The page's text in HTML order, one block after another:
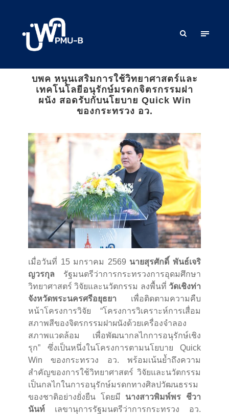
บพค หนุนเสริมการใช้วิทยาศาสตร์และ
เทคโนโลยีอนุรักษ์มรดกจิตรกรรมฝา
ผนัง สอดรับกับนโยบาย Quick Win
ของกระทรวง อว.
เมื่อวันที่ 15 มกราคม 2569 นายสุรศักดิ์ พันธ์เจริ
ญวรกุล รัฐมนตรีว่าการกระทรวงการอุดมศึกษา
วิทยาศาสตร์ วิจัยและนวัตกรรม ลงพื้นที่ วัดเชิงท่า
จังหวัดพระนครศรีอยุธยา เพื่อติดตามความคืบ
หน้าโครงการวิจัย “โครงการวิเคราะห์การเสื่อม
สภาพสีของจิตรกรรมฝาผนังด้วยเครื่องจำลอง
สภาพแวดล้อม เพื่อพัฒนากลไกการอนุรักษ์เชิง
รุก” ซึ่งเป็นหนึ่งในโครงการตามนโยบาย Quick
Win ของกระทรวง อว. พร้อมเน้นย้ำถึงความ
สำคัญของการใช้วิทยาศาสตร์ วิจัยและนวัตกรรม
เป็นกลไกในการอนุรักษ์มรดกทางศิลปวัฒนธรรม
ของชาติอย่างยั่งยืน โดยมี นางสาวพิมพ์พร ชีวา
นันท์ เลขานุการรัฐมนตรีว่าการกระทรวง อว.